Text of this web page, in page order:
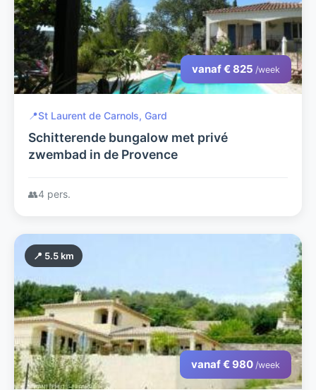
vanaf € 825 /week
📍St Laurent de Carnols, Gard
Schitterende bungalow met privé
zwembad in de Provence
👥4 pers.
📍 5.5 km
vanaf € 980 /week